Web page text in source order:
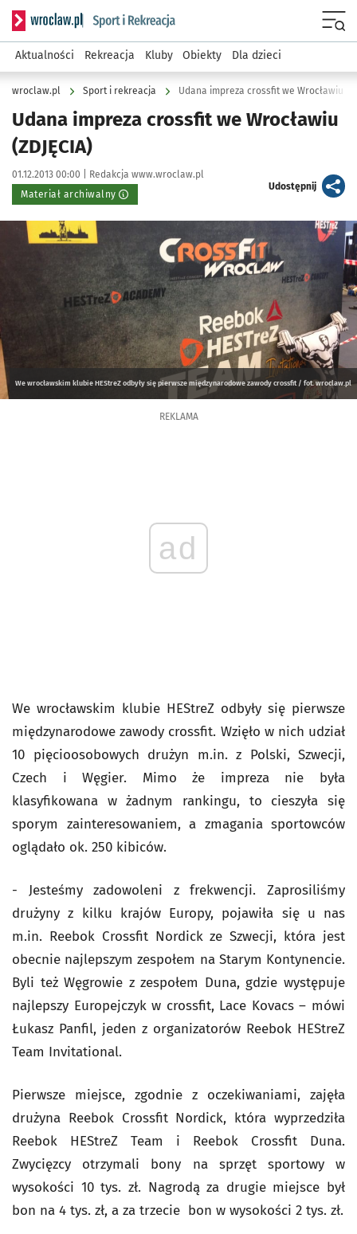
Serwis informacyjny wroclaw.pl podserwis: Sport i rekreacja
Aktualności Rekreacja Kluby Obiekty Dla dzieci
wroclaw.pl Sport i rekreacja Udana impreza crossfit we Wrocławiu
Udana impreza crossfit we Wrocławiu
(ZDJĘCIA)
Data publikacji:
01.12.2013 00:00 | Autor:
Redakcja www.wroclaw.pl
Materiał archiwalny
Udostępnijartykuł
Kliknij, aby powiększyć
We wrocławskim klubie HEStreZ odbyły się pierwsze międzynarodowe zawody crossfit / fot. wroclaw.pl
REKLAMA
ad
We wrocławskim klubie HEStreZ odbyły się pierwsze
międzynarodowe zawody crossfit. Wzięło w nich udział
10 pięcioosobowych drużyn m.in. z Polski, Szwecji,
Czech i Węgier. Mimo że impreza nie była
klasyfikowana w żadnym rankingu, to cieszyła się
sporym zainteresowaniem, a zmagania sportowców
oglądało ok. 250 kibiców.
- Jesteśmy zadowoleni z frekwencji. Zaprosiliśmy
drużyny z kilku krajów Europy, pojawiła się u nas
m.in. Reebok Crossfit Nordick ze Szwecji, która jest
obecnie najlepszym zespołem na Starym Kontynencie.
Byli też Węgrowie z zespołem Duna, gdzie występuje
najlepszy Europejczyk w crossfit, Lace Kovacs – mówi
Łukasz Panfil, jeden z organizatorów Reebok HEStreZ
Team Invitational.
Pierwsze miejsce, zgodnie z oczekiwaniami, zajęła
drużyna Reebok Crossfit Nordick, która wyprzedziła
Reebok HEStreZ Team i Reebok Crossfit Duna.
Zwycięzcy otrzymali bony na sprzęt sportowy w
wysokości 10 tys. zł. Nagrodą za drugie miejsce był
bon na 4 tys. zł, a za trzecie bon w wysokości 2 tys. zł.